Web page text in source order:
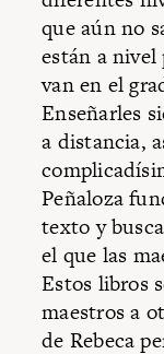
que aún no
están a
van en el
Enseñarles
a distancia,
Peñaloza
texto y
el que las
Estos libros
maestros a
de Rebeca